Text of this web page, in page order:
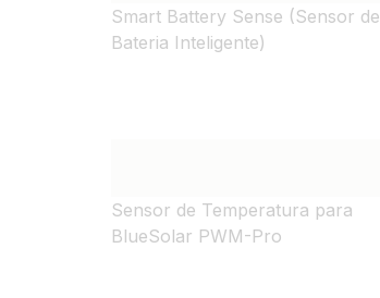
Smart Battery Sense (Sensor de
Bateria Inteligente)
Sensor de Temperatura para
BlueSolar PWM-Pro